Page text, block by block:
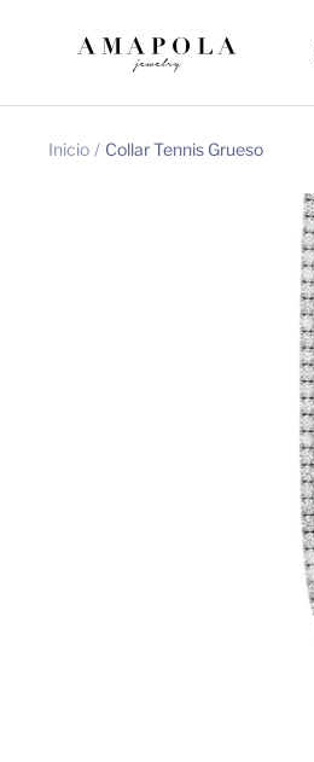
Amapola
Inicio Collar Tennis Grueso